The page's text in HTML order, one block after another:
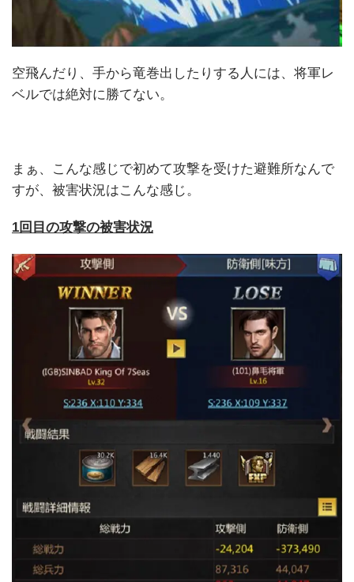
空飛んだり、手から竜巻出したりする人には、将軍レ
ベルでは絶対に勝てない。
まぁ、こんな感じで初めて攻撃を受けた避難所なんで
すが、被害状況はこんな感じ。
1回目の攻撃の被害状況